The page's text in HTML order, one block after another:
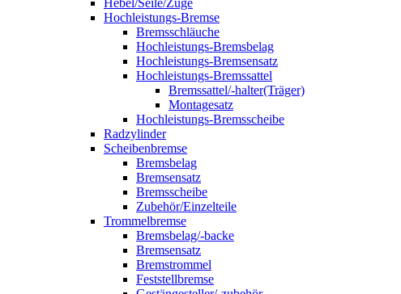
Hebel/Seile/Züge
Hochleistungs-Bremse
Bremsschläuche
Hochleistungs-Bremsbelag
Hochleistungs-Bremsensatz
Hochleistungs-Bremssattel
Bremssattel/-halter(Träger)
Montagesatz
Hochleistungs-Bremsscheibe
Radzylinder
Scheibenbremse
Bremsbelag
Bremsensatz
Bremsscheibe
Zubehör/Einzelteile
Trommelbremse
Bremsbelag/-backe
Bremsensatz
Bremstrommel
Feststellbremse